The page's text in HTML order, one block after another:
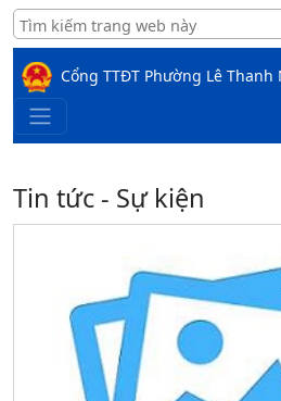
Cổng TTĐT Phường Lê Thanh
Tin tức - Sự kiện